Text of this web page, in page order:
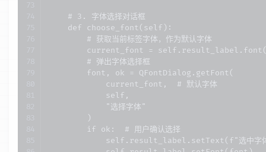
    # 3. 字体选择对话框
    def choose_font(self):
        # 获取当前标签字体，作为默认字体
current_font =
        # 弹出字体选择框
        font, ok = QFontDialog.getFont(
            current_font,  # 默认字体
            self,
            "选择字体"
        )
        if ok:  # 用户确认选择
self.result_label.setText(f"选中字